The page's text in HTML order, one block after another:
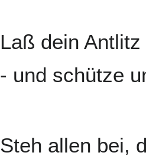
Laß dein
- und schütze
Steh allen bei,